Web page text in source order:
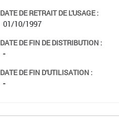
DATE DE RETRAIT DE L'USAGE :
01/10/1997
DATE DE FIN DE DISTRIBUTION :
-
DATE DE FIN D'UTILISATION :
-